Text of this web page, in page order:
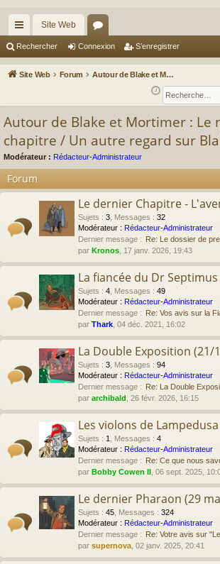
cc
ès
Site Web
or
u
Rechercher Connexion S’enregistrer
Site Web Forum Autour de Blake et Mortimer : Le nouveau chapitre / Un autre regard sur Blake et Mortimer
Autour de Blake et Mortimer : Le
chapitre / Un autre regard sur
Modérateur : Rédacteur-Administrateur
Forum
Le dernier Chapitre -
Sujets : 3 Messages : 32
Modérateur : Rédacteur-Administrateur
Dernier message :
Re: Le dossier de
par Kronos , 17 janv. 2026, 19:43
La fiancée du Dr
Sujets : 4 Messages : 49
Modérateur : Rédacteur-Administrateur
Dernier message :
Re: Vos avis sur la
par Thark , 04 déc. 2021, 16:02
La Double Exposition (21/
Sujets : 3 Messages : 94
Modérateur : Rédacteur-Administrateur
Dernier message :
Re: La Double
par archibald , 26 févr. 2026, 16:15
Les violons de Lampedusa
Sujets : 1 Messages : 4
Modérateur : Rédacteur-Administrateur
Dernier message :
Re: Ce que nous
par Bobby Cowen II , 06 sept. 2025,
Le dernier Pharaon (29
Sujets : 45 Messages : 324
Modérateur : Rédacteur-Administrateur
Dernier message :
Re: Votre avis sur
par supernova , 02 janv. 2025, 20:41